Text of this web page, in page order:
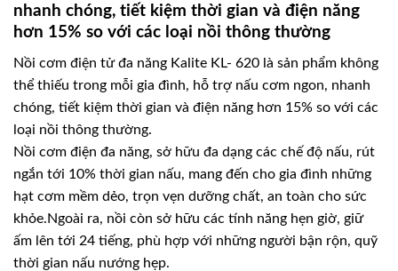
nhanh chóng, tiết kiệm thời gian và điện năng
hơn 15% so với các loại nồi thông thường
Nồi cơm điện tử đa năng Kalite KL- 620 là sản phẩm không
thể thiếu trong mỗi gia đình, hỗ trợ nấu cơm ngon, nhanh
chóng, tiết kiệm thời gian và điện năng hơn 15% so với các
loại nồi thông thường.
Nồi cơm điện đa năng, sở hữu đa dạng các chế độ nấu, rút
ngắn tới 10% thời gian nấu, mang đến cho gia đình những
hạt cơm mềm dẻo, trọn vẹn dưỡng chất, an toàn cho sức
khỏe.Ngoài ra, nồi còn sở hữu các tính năng hẹn giờ, giữ
ấm lên tới 24 tiếng, phù hợp với những người bận rộn, quỹ
thời gian nấu nướng hẹp.